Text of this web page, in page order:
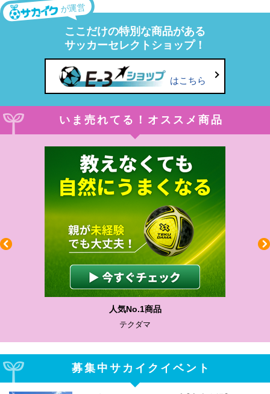
が運営
ここだけの特別な商品がある
サッカーセレクトショップ！
はこちら
いま売れてる！オススメ商品
人気No.1商品
テクダマ
募集中サカイクイベント